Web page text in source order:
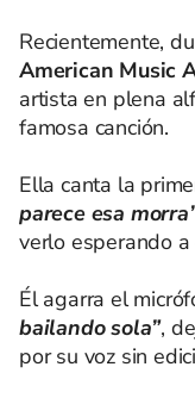
Recientemente,
American Music
artista en plena
famosa canción.
Ella canta la
parece esa
verlo esperando
Él agarra el
bailando sola”,
por su voz sin